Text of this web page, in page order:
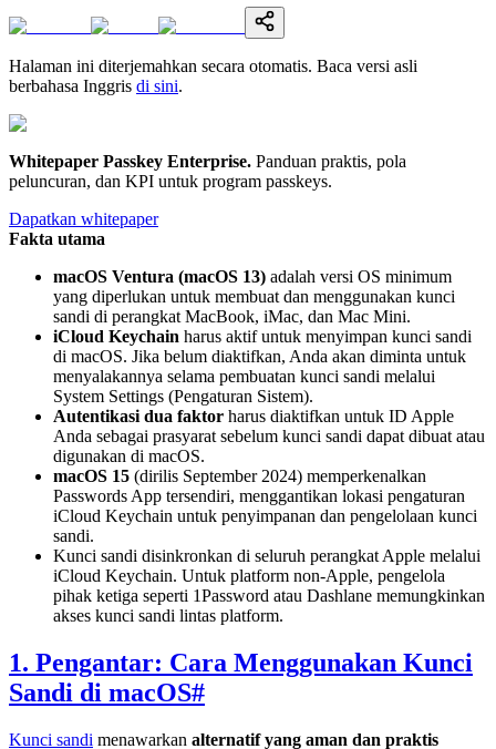
Halaman ini diterjemahkan secara otomatis. Baca versi asli
berbahasa Inggris di sini.
Whitepaper Passkey Enterprise. Panduan praktis, pola
peluncuran, dan KPI untuk program passkeys.
Dapatkan whitepaper
Fakta utama
macOS Ventura (macOS 13) adalah versi OS minimum
yang diperlukan untuk membuat dan menggunakan kunci
sandi di perangkat MacBook, iMac, dan Mac Mini.
iCloud Keychain harus aktif untuk menyimpan kunci sandi
di macOS. Jika belum diaktifkan, Anda akan diminta untuk
menyalakannya selama pembuatan kunci sandi melalui
System Settings (Pengaturan Sistem).
Autentikasi dua faktor harus diaktifkan untuk ID Apple
Anda sebagai prasyarat sebelum kunci sandi dapat dibuat atau
digunakan di macOS.
macOS 15 (dirilis September 2024) memperkenalkan
Passwords App tersendiri, menggantikan lokasi pengaturan
iCloud Keychain untuk penyimpanan dan pengelolaan kunci
sandi.
Kunci sandi disinkronkan di seluruh perangkat Apple melalui
iCloud Keychain. Untuk platform non-Apple, pengelola
pihak ketiga seperti 1Password atau Dashlane memungkinkan
akses kunci sandi lintas platform.
1. Pengantar: Cara Menggunakan Kunci
Sandi di macOS#
Kunci sandi menawarkan alternatif yang aman dan praktis